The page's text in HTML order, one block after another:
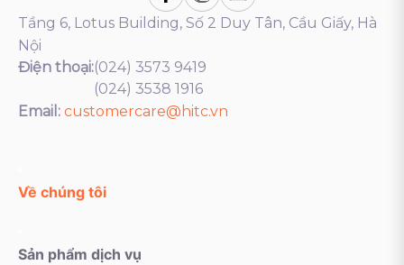
Tầng 6, Lotus Building, Số 2 Duy Tân, Cầu Giấy, Hà
Nội
Điện thoại:(024) 3573 9419
(024) 3538 1916
Email: customercare@hitc.vn
Về chúng tôi
Sản phẩm dịch vụ